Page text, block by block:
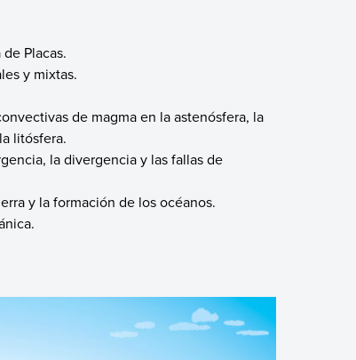
Placas.
y mixtas.
de magma en la astenósfera, la
litósfera.
la divergencia y las fallas de
y la formación de los océanos.